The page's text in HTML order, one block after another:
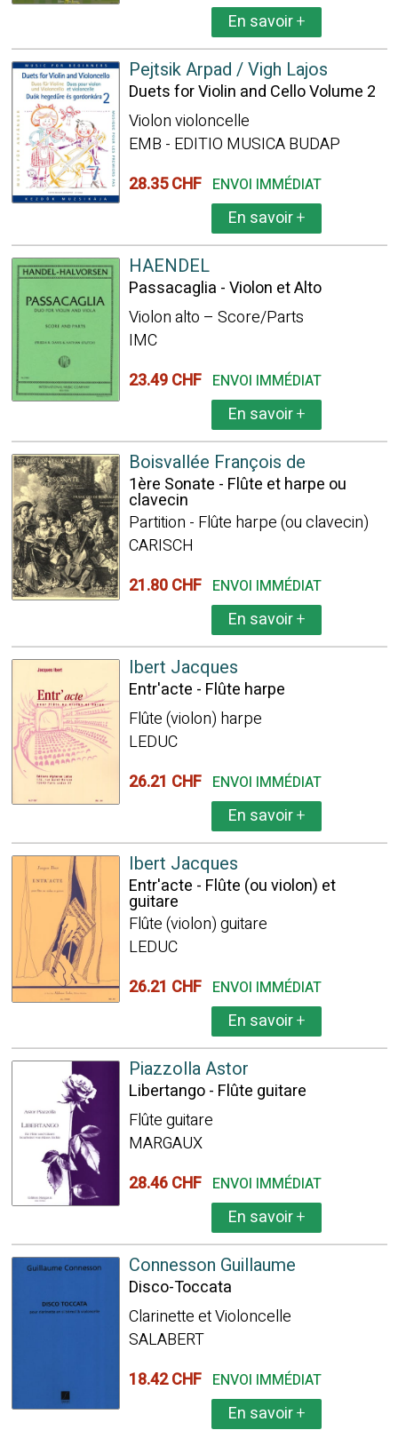
En savoir+
Pejtsik Arpad / Vigh Lajos
Duets for Violin and Cello Volume 2
Violon violoncelle
EMB - EDITIO MUSICA BUDAP
28.35 CHF ENVOI IMMÉDIAT
En savoir+
HAENDEL
Passacaglia - Violon et Alto
Violon alto – Score/Parts
IMC
23.49 CHF ENVOI IMMÉDIAT
En savoir+
Boisvallée François de
1ère Sonate - Flûte et harpe ou
clavecin
Partition - Flûte harpe (ou clavecin)
CARISCH
21.80 CHF ENVOI IMMÉDIAT
En savoir+
Ibert Jacques
Entr'acte - Flûte harpe
Flûte (violon) harpe
LEDUC
26.21 CHF ENVOI IMMÉDIAT
En savoir+
Ibert Jacques
Entr'acte - Flûte (ou violon) et
guitare
Flûte (violon) guitare
LEDUC
26.21 CHF ENVOI IMMÉDIAT
En savoir+
Piazzolla Astor
Libertango - Flûte guitare
Flûte guitare
MARGAUX
28.46 CHF ENVOI IMMÉDIAT
En savoir+
Connesson Guillaume
Disco-Toccata
Clarinette et Violoncelle
SALABERT
18.42 CHF ENVOI IMMÉDIAT
En savoir+